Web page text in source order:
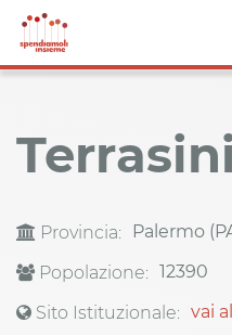
Terrasini
Provincia:
Palermo
Popolazione: 12390
Sito Istituzionale: vai